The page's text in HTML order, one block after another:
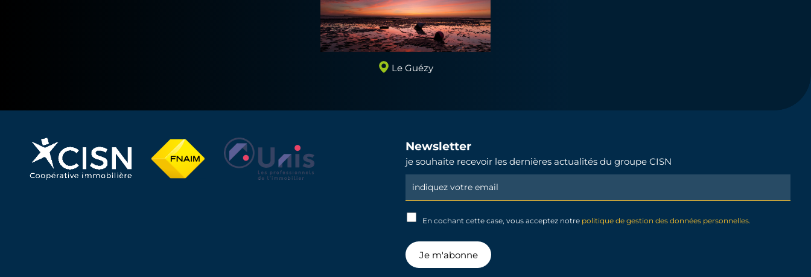
Le Guézy
Newsletter
je souhaite recevoir les dernières actualités du groupe CISN
Newsletter
Signup
En cochant cette case, vous acceptez notre politique de gestion des données personnelles.
Je m'abonne